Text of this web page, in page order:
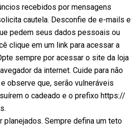
recebidos por mensagens
cautela. Desconfie de e-mails e
pedem seus dados pessoais ou
clique em um link para acessar a
sempre por acessar o site da loja
da internet. Cuide para não
observe que, serão vulneráveis
o cadeado e o prefixo https://
Sempre defina um teto